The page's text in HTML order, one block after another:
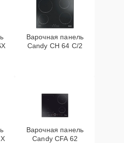
Варочная панель
Candy CH 64 C/2
Варочная панель
Candy CFA 62